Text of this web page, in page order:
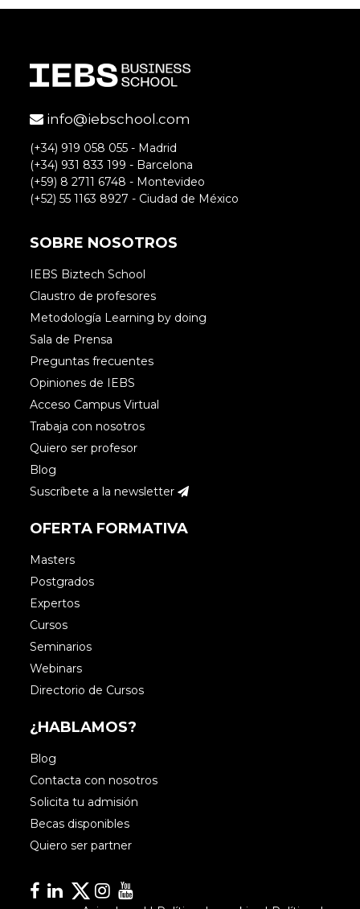
info@iebschool.com
(+34) 919 058 055 - Madrid
(+34) 931 833 199 - Barcelona
(+59) 8 2711 6748 - Montevideo
(+52) 55 1163 8927 - Ciudad de México
SOBRE NOSOTROS
IEBS Biztech School
Claustro de profesores
Metodología Learning by doing
Sala de Prensa
Preguntas frecuentes
Opiniones de IEBS
Acceso Campus Virtual
Trabaja con nosotros
Quiero ser profesor
Blog
Suscríbete a la newsletter
OFERTA FORMATIVA
Masters
Postgrados
Expertos
Cursos
Seminarios
Webinars
Directorio de Cursos
¿HABLAMOS?
Blog
Contacta con nosotros
Solicita tu admisión
Becas disponibles
Quiero ser partner
Facebook
Linkedin
Linkedin
Instagram